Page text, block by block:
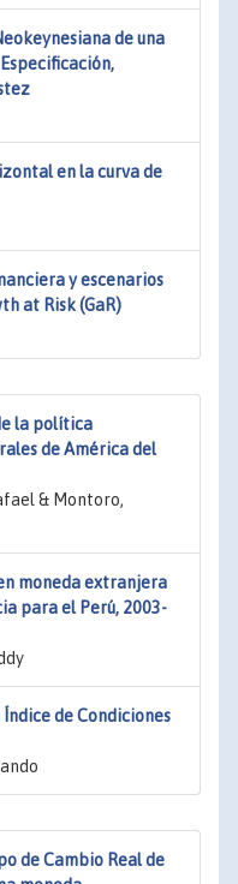
de una
en la curva de
y escenarios
at Risk (GaR)
la política
de América del
& Montoro,
moneda extranjera
para el Perú, 2003-
Índice de Condiciones
de Cambio Real de